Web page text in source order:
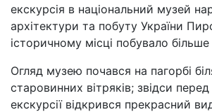
екскурсія в національний музей
архітектури та побуту України
історичному місці побувало
Огляд музею почався на пагорбі
старовинних вітряків; звідси
екскурсії відкрився прекрасний